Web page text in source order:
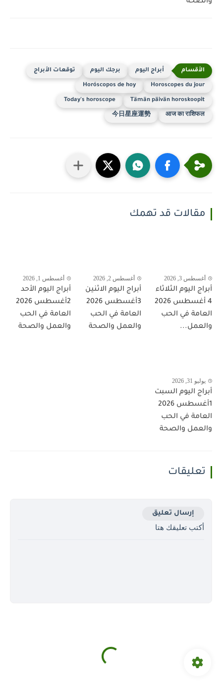
أبراج اليوم برجك اليوم توقعات الأبراج
Horoscopes du jour
Horóscopos de hoy
Tämän päivän horoskoopit
Today's horoscope
आज का राशिफल
今日星座運勢
مقالات قد تهمك
أغسطس 3, 2026
أبراج اليوم الثلاثاء
4 أغسطس 2026
العامة في الحب
والعمل...
أغسطس 2, 2026
أبراج اليوم الاثنين
3أغسطس 2026
العامة في الحب
والعمل والصحة
أغسطس 1, 2026
أبراج اليوم الأحد
2أغسطس 2026
العامة في الحب
والعمل والصحة
يوليو 31, 2026
أبراج اليوم السبت
1أغسطس 2026
العامة في الحب
والعمل والصحة
تعليقات
إرسال تعليق
أكتب تعليقك هتا